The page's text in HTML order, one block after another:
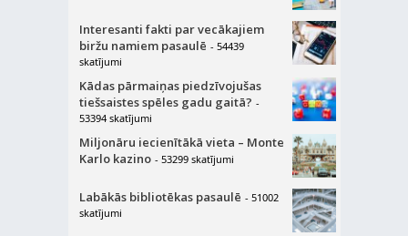
Interesanti fakti par vecākajiem
biržu namiem pasaulē - 54439
skatījumi
Kādas pārmaiņas piedzīvojušas
tiešsaistes spēles gadu gaitā? -
53394 skatījumi
Miljonāru iecienītākā vieta – Monte
Karlo kazino - 53299 skatījumi
Labākās bibliotēkas pasaulē - 51002
skatījumi